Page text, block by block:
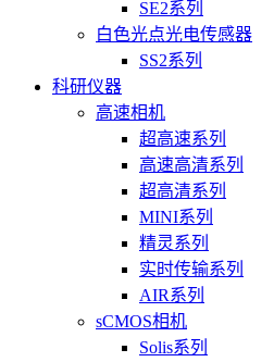
SE2系列
白色光点光电传感器
SS2系列
科研仪器
高速相机
超高速系列
高速高清系列
超高清系列
MINI系列
精灵系列
实时传输系列
AIR系列
sCMOS相机
Solis系列